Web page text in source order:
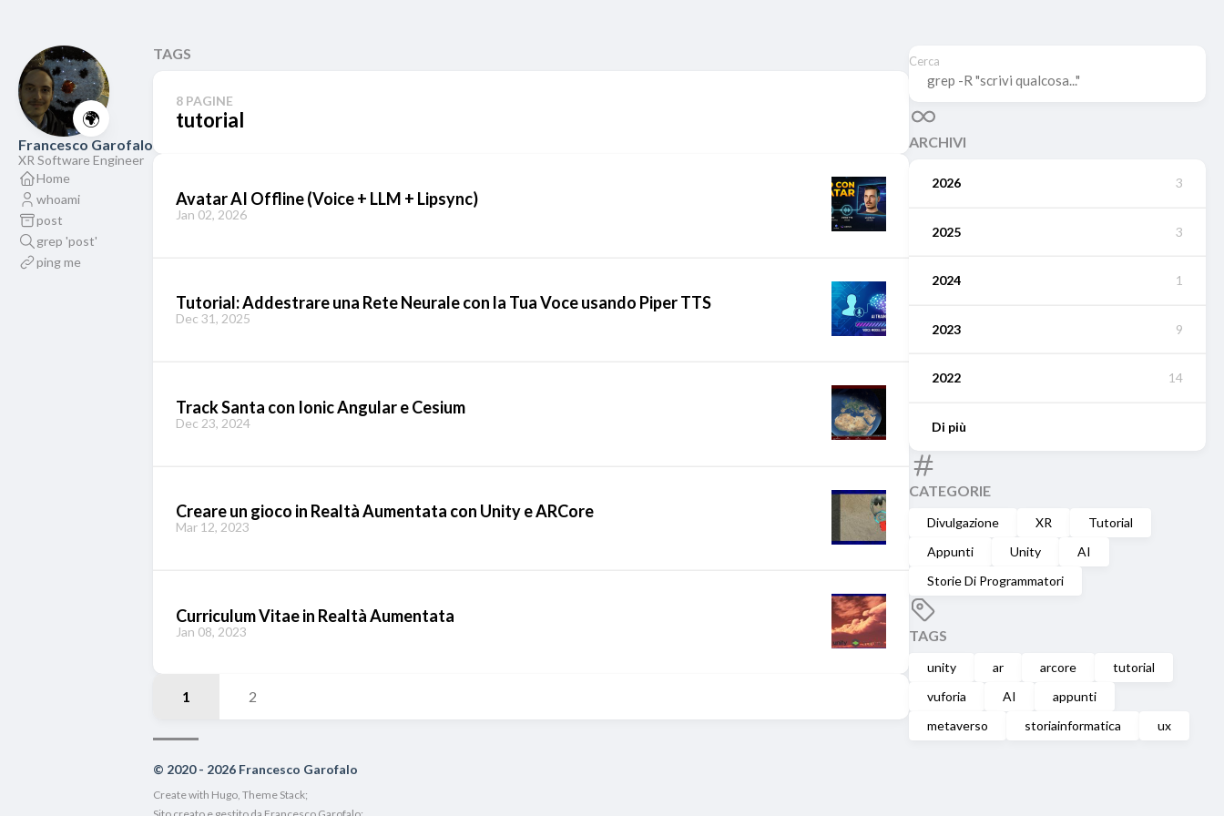
🌍
Francesco Garofalo
XR Software Engineer
Home
whoami
post
grep 'post'
ping me
TAGS
8 PAGINE
tutorial
Avatar AI Offline (Voice + LLM + Lipsync)
Jan 02, 2026
Tutorial: Addestrare una Rete Neurale con la Tua Voce usando Piper TTS
Dec 31, 2025
Track Santa con Ionic Angular e Cesium
Dec 23, 2024
Creare un gioco in Realtà Aumentata con Unity e ARCore
Mar 12, 2023
Curriculum Vitae in Realtà Aumentata
Jan 08, 2023
1 2
© 2020 - 2026 Francesco Garofalo
Create with Hugo, Theme Stack;
Cerca
ARCHIVI
2026 3
2025 3
2024 1
2023 9
2022 14
Di più
CATEGORIE
Divulgazione XR
Tutorial
Appunti
Unity
AI
Storie Di Programmatori
TAGS
unity ar arcore
tutorial
vuforia
AI
appunti
metaverso
storiainformatica ux